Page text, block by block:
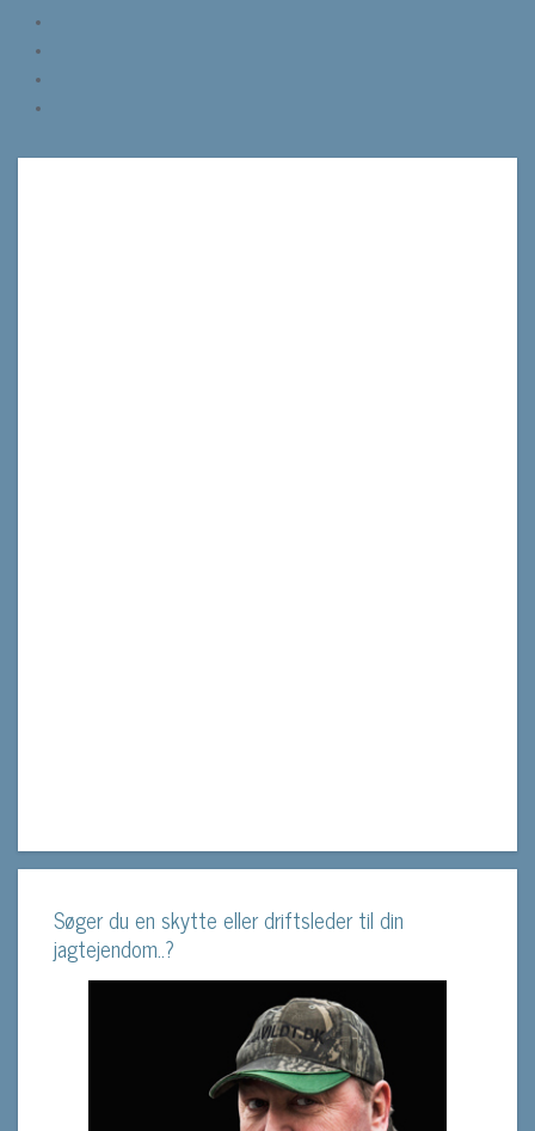
Søger du en skytte eller driftsleder til din
jagtejendom..?